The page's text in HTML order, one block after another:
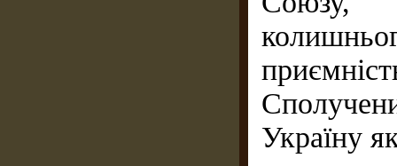
Україну